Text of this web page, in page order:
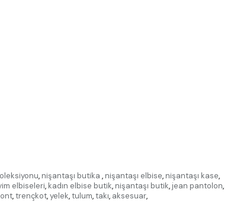
, nişantaşı butika , nişantaşı elbise, nişantaşı kase,
elbiseleri, kadın elbise butik, nişantaşı butik, jean pantolon,
, trençkot, yelek, tulum, takı, aksesuar,